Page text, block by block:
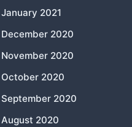
January 2021
December 2020
November 2020
October 2020
September 2020
August 2020